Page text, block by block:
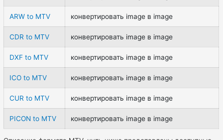
ARW to MTV конвертировать image в image
CDR to MTV конвертировать image в image
DXF to MTV конвертировать image в image
ICO to MTV конвертировать image в image
CUR to MTV конвертировать image в image
PICON to MTV конвертировать image в image